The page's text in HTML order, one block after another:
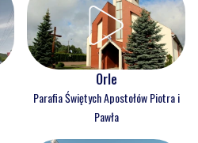
Orle
Parafia Świętych Apostołów Piotra i
Pawła